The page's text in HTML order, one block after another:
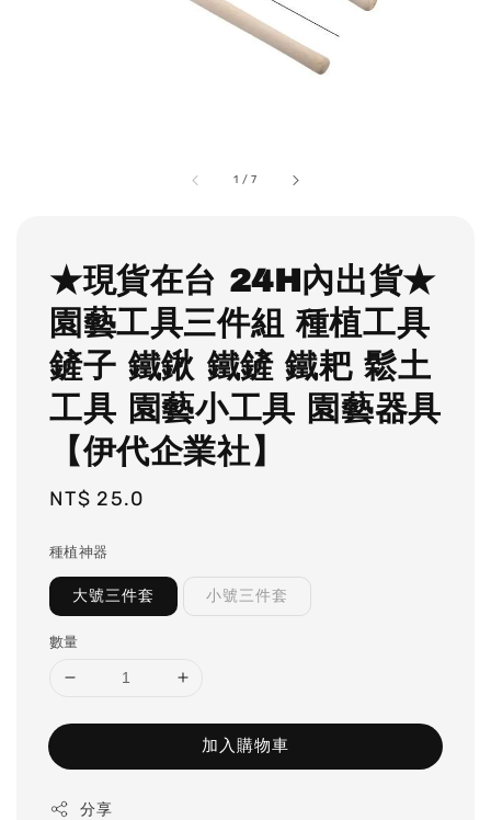
1 /7
★現貨在台 24H內出貨★
園藝工具三件組 種植工具
鏟子 鐵鍬 鐵鏟 鐵耙 鬆土
工具 園藝小工具 園藝器具
【伊代企業社】
Regular
NT$ 25.0
種植神器
大號三件套 小號三件套
數量
加入購物車
分享